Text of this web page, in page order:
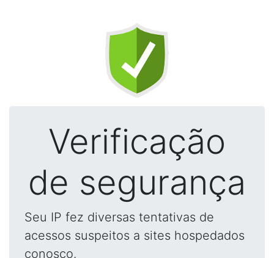
Verificação
de segurança
Seu IP fez diversas tentativas de
acessos suspeitos a sites hospedados
conosco.